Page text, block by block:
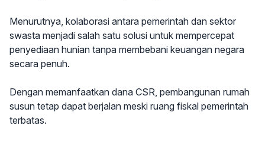
Menurutnya, kolaborasi antara pemerintah dan sektor
swasta menjadi salah satu solusi untuk mempercepat
penyediaan hunian tanpa membebani keuangan negara
secara penuh.
Dengan memanfaatkan dana CSR, pembangunan rumah
susun tetap dapat berjalan meski ruang fiskal pemerintah
terbatas.